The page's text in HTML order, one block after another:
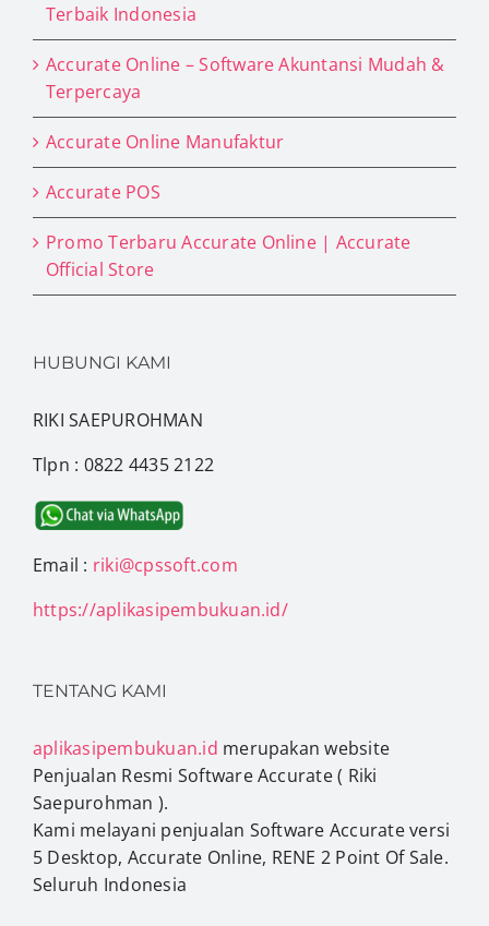
Terbaik Indonesia
Accurate Online – Software Akuntansi Mudah &
Terpercaya
Accurate Online Manufaktur
Accurate POS
Promo Terbaru Accurate Online | Accurate
Official Store
HUBUNGI KAMI
RIKI SAEPUROHMAN
Tlpn : 0822 4435 2122
Email : riki@cpssoft.com
https://aplikasipembukuan.id/
TENTANG KAMI
aplikasipembukuan.id merupakan website
Penjualan Resmi Software Accurate ( Riki
Saepurohman ).
Kami melayani penjualan Software Accurate versi
5 Desktop, Accurate Online, RENE 2 Point Of Sale.
Seluruh Indonesia